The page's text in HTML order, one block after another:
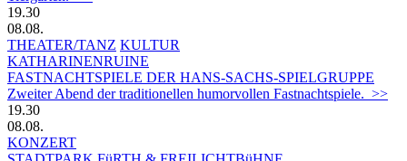
19.30
08.08.
THEATER/TANZ KULTUR
KATHARINENRUINE
FASTNACHTSPIELE DER HANS-SACHS-SPIELGRUPPE
Zweiter Abend der traditionellen humorvollen Fastnachtspiele. >>
19.30
08.08.
KONZERT